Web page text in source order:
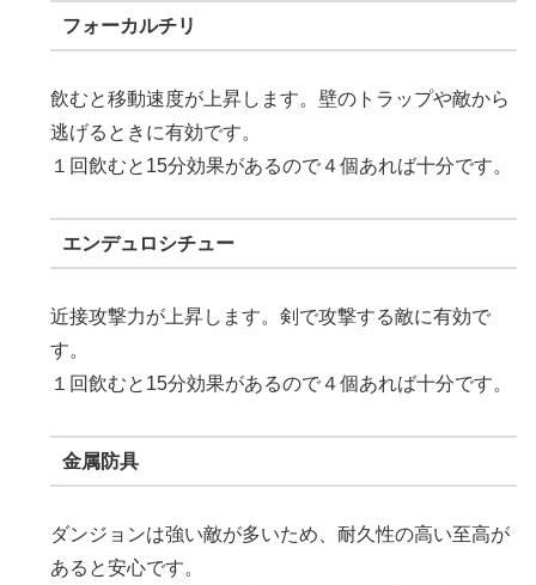
フォーカルチリ
飲むと移動速度が上昇します。壁のトラップや敵から
逃げるときに有効です。
１回飲むと15分効果があるので４個あれば十分です。
エンデュロシチュー
近接攻撃力が上昇します。剣で攻撃する敵に有効で
す。
１回飲むと15分効果があるので４個あれば十分です。
金属防具
ダンジョンは強い敵が多いため、耐久性の高い至高が
あると安心です。